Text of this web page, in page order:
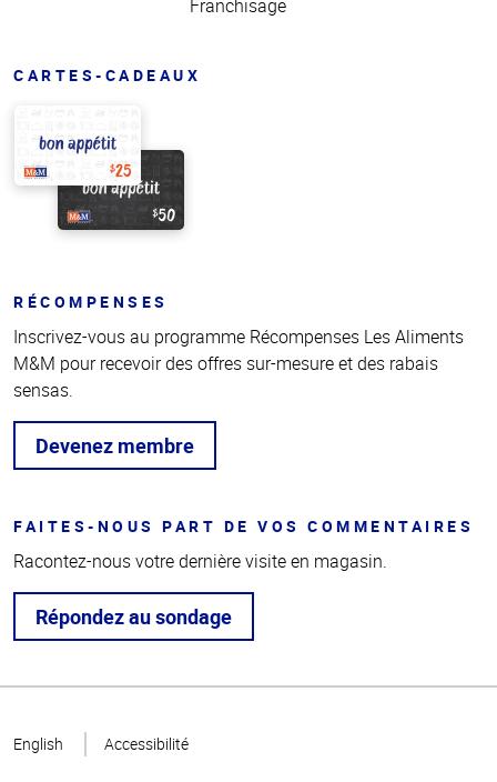
Franchisage
CARTES-CADEAUX
RÉCOMPENSES
Inscrivez-vous au programme Récompenses Les Aliments
M&M pour recevoir des offres sur-mesure et des rabais
sensas.
Devenez membre
FAITES-NOUS PART DE VOS COMMENTAIRES
Racontez-nous votre dernière visite en magasin.
Répondez au sondage
page
English Accessibilité